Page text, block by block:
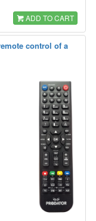
ADD TO CART
control of a